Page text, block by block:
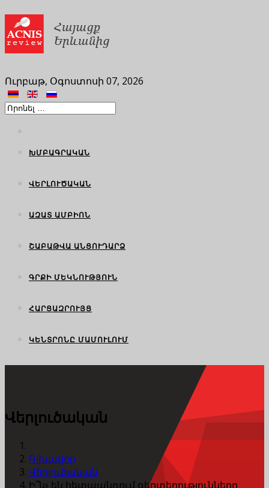
Ուրբաթ, Օգոստոսի 07, 2026
ԽՄԲԱԳՐԱԿԱՆ
ՎԵՐԼՈՒԾԱԿԱՆ
ԱԶԱՏ ԱՄԲԻՈՆ
ՇԱԲԱԹՎԱ ԱՆՑՈՒԴԱՐՁ
ԳՐՔԻ ՄԵԿՆՈՒԹՅՈՒՆ
ՀԱՐՑԱԶՐՈՒՅՑ
ԿԵՆՏՐՈՆԸ ՄԱՄՈՒԼՈՒՄ
Վերլուծական
Գլխավոր
Վերլուծական
Ի՞նչ են հետապնդում գերտերությունները